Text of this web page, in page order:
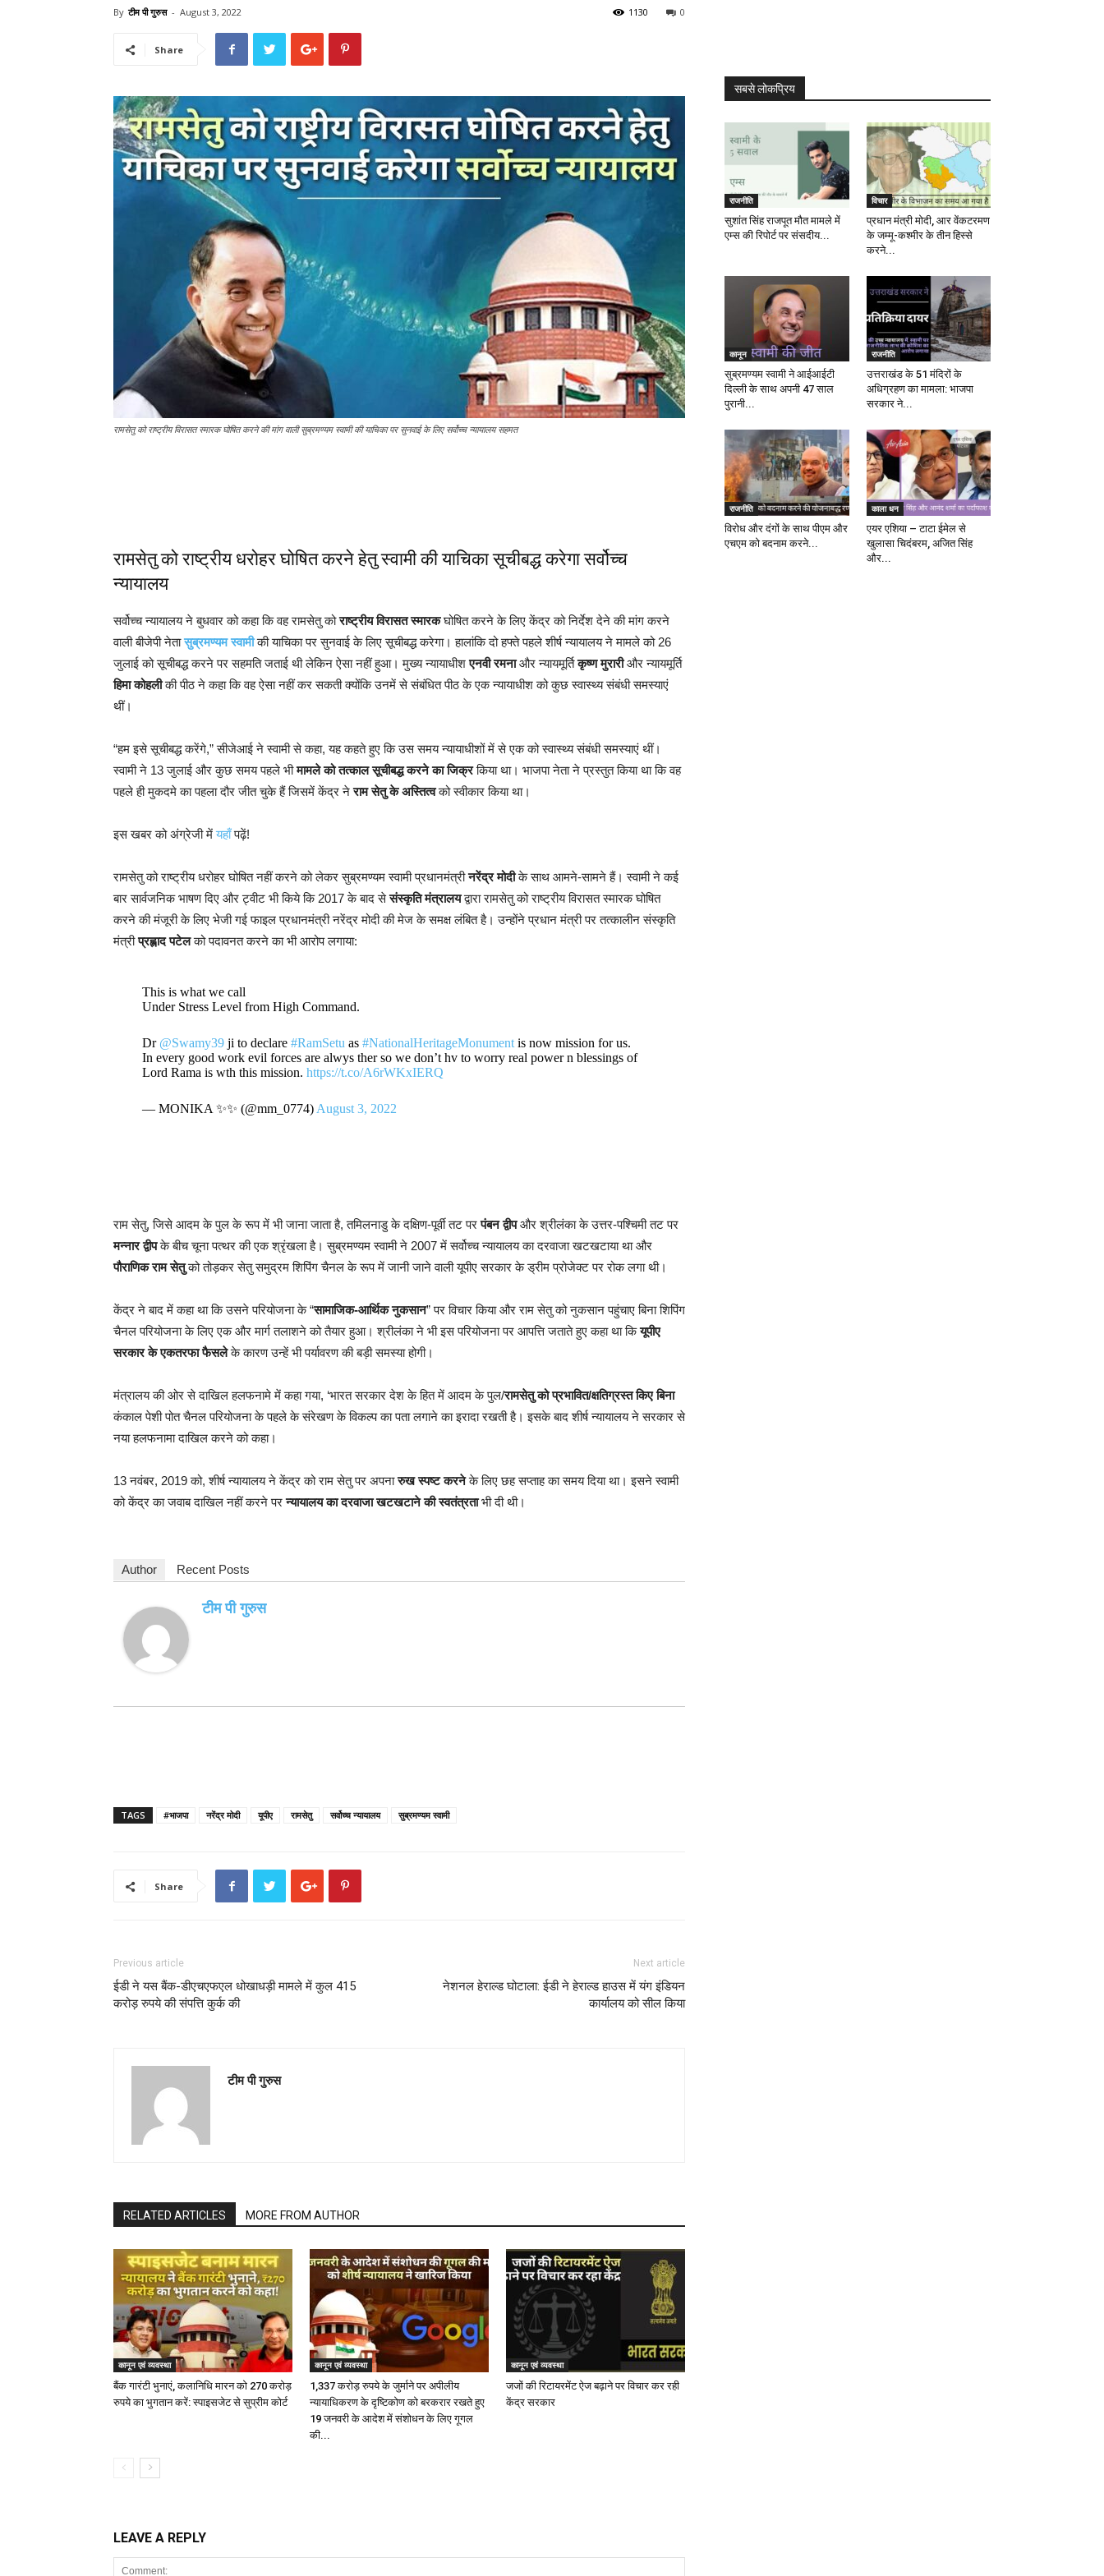
By टीम पी गुरुस - August 3, 2022 0
1130
Share
रामसेतु को राष्ट्रीय विरासत स्मारक घोषित करने की मांग वाली सुब्रमण्यम स्वामी की याचिका पर सुनवाई के लिए सर्वोच्च न्यायालय सहमत
रामसेतु को राष्ट्रीय धरोहर घोषित करने हेतु स्वामी की याचिका सूचीबद्ध करेगा सर्वोच्च
न्यायालय
सर्वोच्च न्यायालय ने बुधवार को कहा कि वह रामसेतु कोराष्ट्रीय विरासत स्मारकघोषित करने के लिए केंद्र को निर्देश देने की मांग करने
वाली बीजेपी नेतासुब्रमण्यम स्वामीकी याचिका पर सुनवाई के लिए सूचीबद्ध करेगा। हालांकि दो हफ्ते पहले शीर्ष न्यायालय ने मामले को 26
जुलाई को सूचीबद्ध करने पर सहमति जताई थी लेकिन ऐसा नहीं हुआ। मुख्य न्यायाधीशएनवी रमनाऔर न्यायमूर्तिकृष्ण मुरारीऔर न्यायमूर्ति
हिमा कोहलीकी पीठ ने कहा कि वह ऐसा नहीं कर सकती क्योंकि उनमें से संबंधित पीठ के एक न्यायाधीश को कुछ स्वास्थ्य संबंधी समस्याएं
थीं।
“हम इसे सूचीबद्ध करेंगे,” सीजेआई ने स्वामी से कहा, यह कहते हुए कि उस समय न्यायाधीशों में से एक को स्वास्थ्य संबंधी समस्याएं थीं।
स्वामी ने 13 जुलाई और कुछ समय पहले भीमामले को तत्काल सूचीबद्ध करने का जिक्रकिया था। भाजपा नेता ने प्रस्तुत किया था कि वह
पहले ही मुकदमे का पहला दौर जीत चुके हैं जिसमें केंद्र नेराम सेतु के अस्तित्वको स्वीकार किया था।
इस खबर को अंग्रेजी मेंयहाँपढ़ें!
रामसेतु को राष्ट्रीय धरोहर घोषित नहीं करने को लेकर सुब्रमण्यम स्वामी प्रधानमंत्रीनरेंद्र मोदीके साथ आमने-सामने हैं। स्वामी ने कई
बार सार्वजनिक भाषण दिए और ट्वीट भी किये कि 2017 के बाद सेसंस्कृति मंत्रालयद्वारा रामसेतु को राष्ट्रीय विरासत स्मारक घोषित
करने की मंजूरी के लिए भेजी गई फाइल प्रधानमंत्री नरेंद्र मोदी की मेज के समक्ष लंबित है। उन्होंने प्रधान मंत्री पर तत्कालीन संस्कृति
मंत्रीप्रह्लाद पटेलको पदावनत करने का भी आरोप लगाया:
This is what we call
Under Stress Level from High Command.
Dr @Swamy39ji to declare #RamSetu as #NationalHeritageMonumentis now mission for us.
In every good work evil forces are alwys ther so we don’t hv to worry real power n blessings of
Lord Rama is wth this mission. https://t.co/A6rWKxIERQ
— MONIKA ✨✨ (@mm_0774) August 3, 2022
राम सेतु, जिसे आदम के पुल के रूप में भी जाना जाता है, तमिलनाडु के दक्षिण-पूर्वी तट परपंबन द्वीपऔर श्रीलंका के उत्तर-पश्चिमी तट पर
मन्नार द्वीपके बीच चूना पत्थर की एक श्रृंखला है। सुब्रमण्यम स्वामी ने 2007 में सर्वोच्च न्यायालय का दरवाजा खटखटाया था और
पौराणिक राम सेतुको तोड़कर सेतु समुद्रम शिपिंग चैनल के रूप में जानी जाने वाली यूपीए सरकार के ड्रीम प्रोजेक्ट पर रोक लगा थी।
केंद्र ने बाद में कहा था कि उसने परियोजना के “सामाजिक-आर्थिक नुकसान” पर विचार किया और राम सेतु को नुकसान पहुंचाए बिना शिपिंग
चैनल परियोजना के लिए एक और मार्ग तलाशने को तैयार हुआ। श्रीलंका ने भी इस परियोजना पर आपत्ति जताते हुए कहा था कियूपीए
सरकार के एकतरफा फैसलेके कारण उन्हें भी पर्यावरण की बड़ी समस्या होगी।
मंत्रालय की ओर से दाखिल हलफनामे में कहा गया, ‘भारत सरकार देश के हित में आदम के पुल/रामसेतु को प्रभावित/क्षतिग्रस्त किए बिना
कंकाल पेशी पोत चैनल परियोजना के पहले के संरेखण के विकल्प का पता लगाने का इरादा रखती है। इसके बाद शीर्ष न्यायालय ने सरकार से
नया हलफनामा दाखिल करने को कहा।
13 नवंबर, 2019 को, शीर्ष न्यायालय ने केंद्र को राम सेतु पर अपनारुख स्पष्ट करनेके लिए छह सप्ताह का समय दिया था। इसने स्वामी
को केंद्र का जवाब दाखिल नहीं करने परन्यायालय का दरवाजा खटखटाने की स्वतंत्रताभी दी थी।
Author Recent Posts
टीम पी गुरुस
TAGS #भाजपा नरेंद्र मोदी यूपीए रामसेतु सर्वोच्च न्यायालय सुब्रमण्यम स्वामी
Share
Previous article
ईडी ने यस बैंक-डीएचएफएल धोखाधड़ी मामले में कुल 415
करोड़ रुपये की संपत्ति कुर्क की
Next article
नेशनल हेराल्ड घोटाला: ईडी ने हेराल्ड हाउस में यंग इंडियन
कार्यालय को सील किया
टीम पी गुरुस
RELATED ARTICLES MORE FROM AUTHOR
कानून एवं व्यवस्था
बैंक गारंटी भुनाएं, कलानिधि मारन को 270 करोड़
रुपये का भुगतान करें: स्पाइसजेट से सुप्रीम कोर्ट
कानून एवं व्यवस्था
1,337 करोड़ रुपये के जुर्माने पर अपीलीय
न्यायाधिकरण के दृष्टिकोण को बरकरार रखते हुए
19 जनवरी के आदेश में संशोधन के लिए गूगल
की...
कानून एवं व्यवस्था
जजों की रिटायरमेंट ऐज बढ़ाने पर विचार कर रही
केंद्र सरकार
LEAVE A REPLY
सबसे लोकप्रिय
राजनीति
सुशांत सिंह राजपूत मौत मामले में
एम्स की रिपोर्ट पर संसदीय...
विचार
प्रधान मंत्री मोदी, आर वेंकटरमण
के जम्मू-कश्मीर के तीन हिस्से
करने...
कानून
सुब्रमण्यम स्वामी ने आईआईटी
दिल्ली के साथ अपनी 47 साल
पुरानी...
राजनीति
उत्तराखंड के 51 मंदिरों के
अधिग्रहण का मामला: भाजपा
सरकार ने...
राजनीति
विरोध और दंगों के साथ पीएम और
एचएम को बदनाम करने...
काला धन
एयर एशिया – टाटा ईमेल से
खुलासा चिदंबरम, अजित सिंह
और...